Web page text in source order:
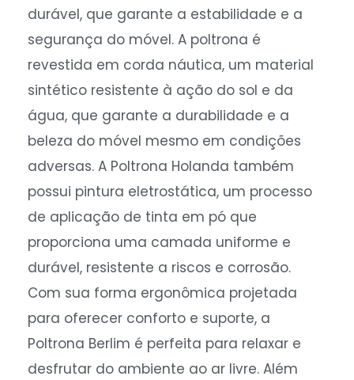
durável, que garante a estabilidade e a
segurança do móvel. A poltrona é
revestida em corda náutica, um material
sintético resistente à ação do sol e da
água, que garante a durabilidade e a
beleza do móvel mesmo em condições
adversas. A Poltrona Holanda também
possui pintura eletrostática, um processo
de aplicação de tinta em pó que
proporciona uma camada uniforme e
durável, resistente a riscos e corrosão.
Com sua forma ergonômica projetada
para oferecer conforto e suporte, a
Poltrona Berlim é perfeita para relaxar e
desfrutar do ambiente ao ar livre. Além